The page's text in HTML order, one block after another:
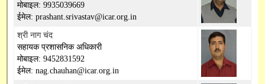
मोबाइल: 9935039669
ईमेल: prashant.srivastav@icar.org.in
श्री नाग चंद
सहायक प्रशासनिक अधिकारी
मोबाइल: 9452831592
ईमेल: nag.chauhan@icar.org.in